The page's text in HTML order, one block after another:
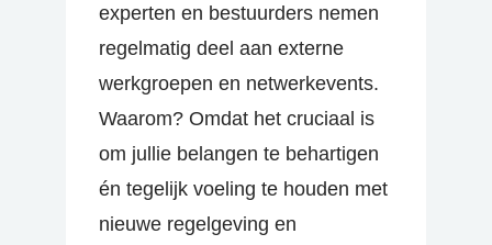
experten en bestuurders nemen
regelmatig deel aan externe
werkgroepen en netwerkevents.
Waarom? Omdat het cruciaal is
om jullie belangen te behartigen
én tegelijk voeling te houden met
nieuwe regelgeving en